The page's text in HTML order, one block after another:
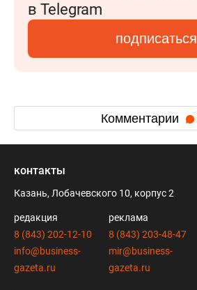
в Telegram
подписаться
Комментарии
контакты
Казань, Лобачевского 10, корпус 2
редакция
8 (843) 202-12-10
info@business-
gazeta.ru
реклама
8 (843) 203-48-47
mir@business-
gazeta.ru